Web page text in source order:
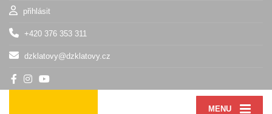
přihlásit
+420 376 353 311
dzklatovy@dzklatovy.cz
MENU